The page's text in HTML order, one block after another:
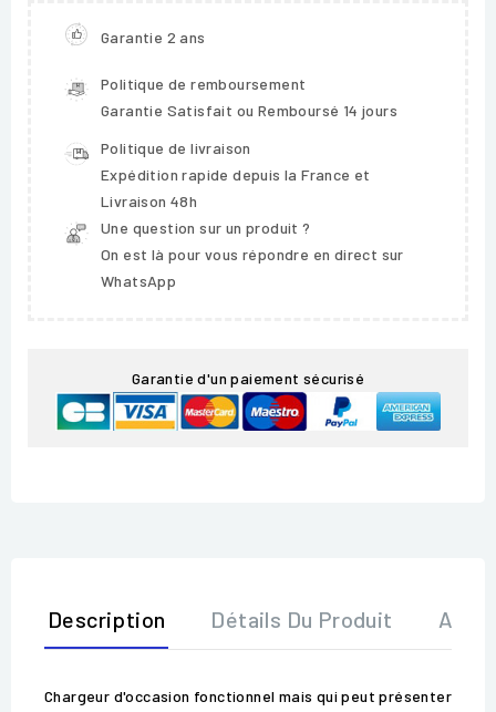
Garantie 2 ans
Politique de remboursement
Garantie Satisfait ou Remboursé 14 jours
Politique de livraison
Expédition rapide depuis la France et
Livraison 48h
Une question sur un produit ?
On est là pour vous répondre en direct sur
WhatsApp
Garantie d'un paiement sécurisé
Description Détails Du Produit Avis
Chargeur d'occasion fonctionnel mais qui peut présenter